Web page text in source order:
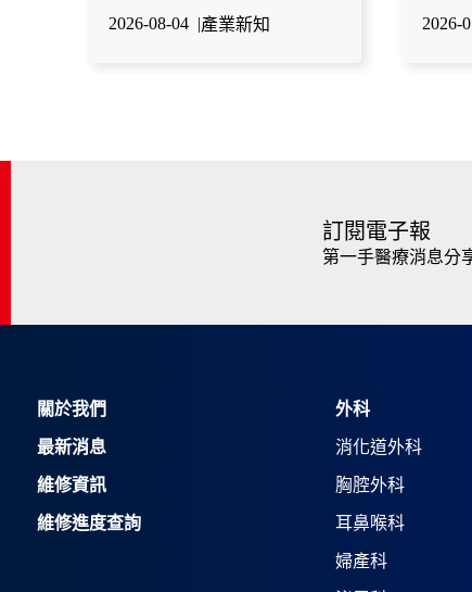
2026-08-04 |產業新知
2026-
訂閱電子報
第一手醫療消息分
關於我們
最新消息
維修資訊
維修進度查詢
外科
消化道外科
胸腔外科
耳鼻喉科
婦產科